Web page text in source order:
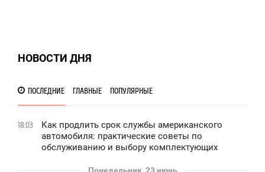
НОВОСТИ ДНЯ
ПОСЛЕДНИЕ ГЛАВНЫЕ ПОПУЛЯРНЫЕ
18:03
Как продлить срок службы американского
автомобиля: практические советы по
обслуживанию и выбору комплектующих